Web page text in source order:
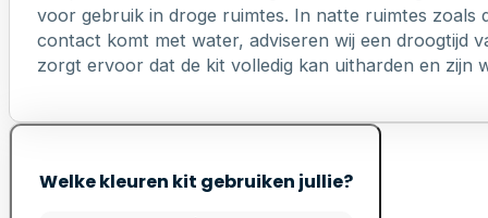
voor gebruik in droge ruimtes. In natte ruimtes zoals
contact komt met water, adviseren wij een droogtijd
zorgt ervoor dat de kit volledig kan uitharden en zijn
Welke kleuren kit gebruiken jullie?